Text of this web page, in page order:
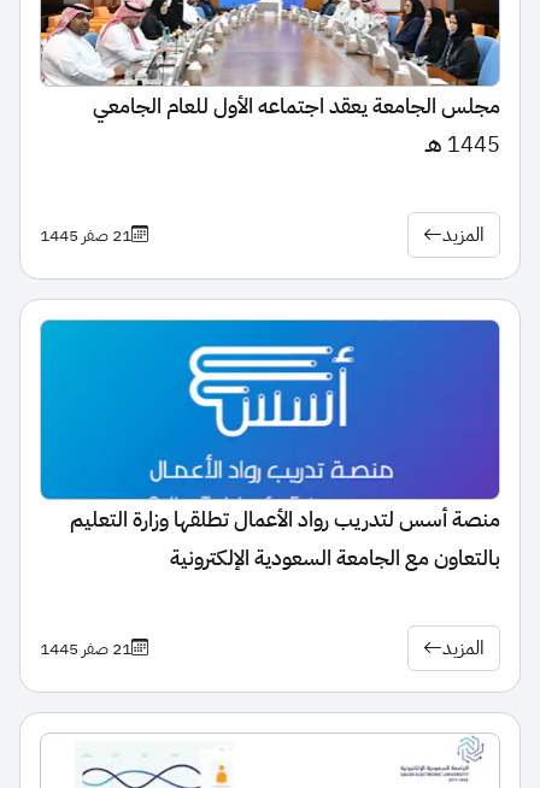
مجلس الجامعة يعقد اجتماعه الأول للعام الجامعي
1445 هـ
المزيد 21 صفر 1445
منصة أسس لتدريب رواد الأعمال تطلقها وزارة التعليم
بالتعاون مع الجامعة السعودية الإلكترونية
المزيد 21 صفر 1445